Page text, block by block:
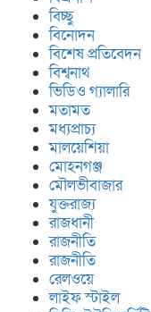
বিচ্ছু
বিনোদন
বিশেষ প্রতিবেদন
বিশ্বনাথ
ভিডিও গ্যালারি
মতামত
মধ্যপ্রাচ্য
মালয়েশিয়া
মোহনগঞ্জ
মৌলভীবাজার
যুক্তরাজ্য
রাজধানী
রাজনীতি
রাজনীতি
রেলওয়ে
লাইফ স্টাইল